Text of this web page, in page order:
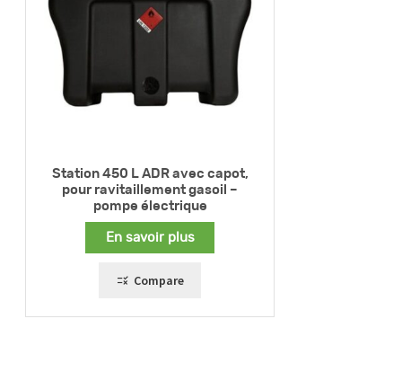
Station 450 L ADR avec capot,
pour ravitaillement gasoil –
pompe électrique
En savoir plus
Compare